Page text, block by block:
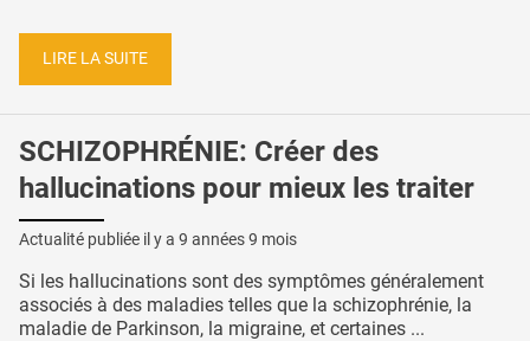
LIRE LA SUITE
SCHIZOPHRÉNIE: Créer des
hallucinations pour mieux les traiter
Actualité publiée il y a 9 années 9 mois
Si les hallucinations sont des symptômes généralement
associés à des maladies telles que la schizophrénie, la
maladie de Parkinson, la migraine, et certaines ...